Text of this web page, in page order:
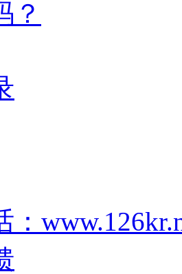
？
：